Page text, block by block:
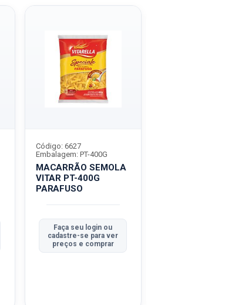
MACARRÃO SEMOLA
VITAR PT-400G
PARAFUSO
Código: 6627
Embalagem: PT-400G
Faça seu login ou
cadastre-se para ver
preços e comprar